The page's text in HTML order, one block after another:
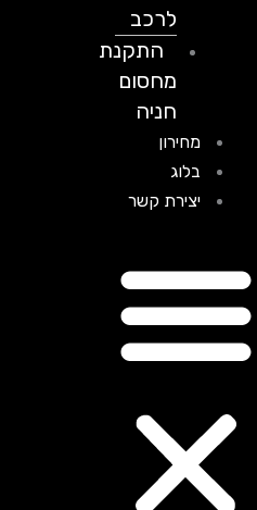
לרכב
התקנת
מחסום
חניה
מחירון
בלוג
יצירת קשר